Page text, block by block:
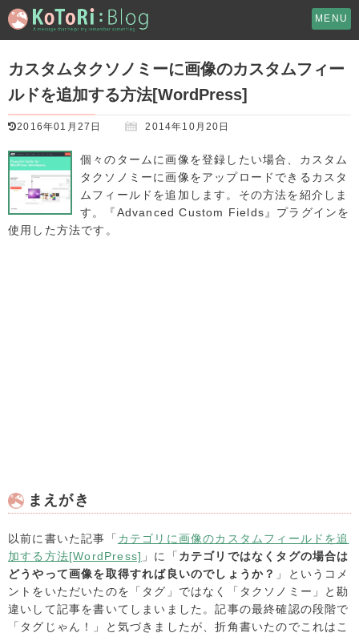
MENU
カスタムタクソノミーに画像のカスタムフィー
ルドを追加する方法[WordPress]
2016年01月27日 2014年10月20日
個々のタームに画像を登録したい場合、カスタム
タクソノミーに画像をアップロードできるカスタ
ムフィールドを追加します。その方法を紹介しま
す。『Advanced Custom Fields』プラグインを
使用した方法です。
まえがき
以前に書いた記事「 カテゴリに画像のカスタムフィールドを追
加する方法[WordPress] 」に「 カテゴリではなくタグの場合は
どうやって画像を取得すれば良いのでしょうか？ 」というコメ
ントをいただいたのを「タグ」ではなく「タクソノミー」と勘
違いして記事を書いてしまいました。記事の最終確認の段階で
「タグじゃん！」と気づきましたが、折角書いたのでこれはこ